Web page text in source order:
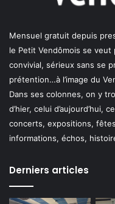
Mensuel gratuit depuis
le Petit Vendômois se
convivial, sérieux sans se
prétention…à l’image du
Dans ses colonnes, on y
d’hier, celui d’aujourd’hui,
concerts, expositions,
informations, échos,
Derniers articles